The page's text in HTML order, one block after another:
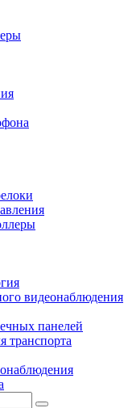
видеонаблюдения
панелей
транспорта